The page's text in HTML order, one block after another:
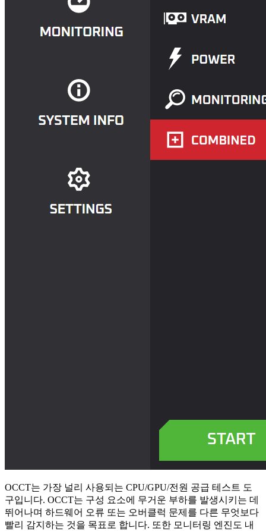
OCCT는 가장 널리 사용되는 CPU/GPU/전원 공급 테스트 도
구입니다. OCCT는 구성 요소에 무거운 부하를 발생시키는 데
뛰어나며 하드웨어 오류 또는 오버클럭 문제를 다른 무엇보다
빨리 감지하는 것을 목표로 합니다. 또한 모니터링 엔진도 내